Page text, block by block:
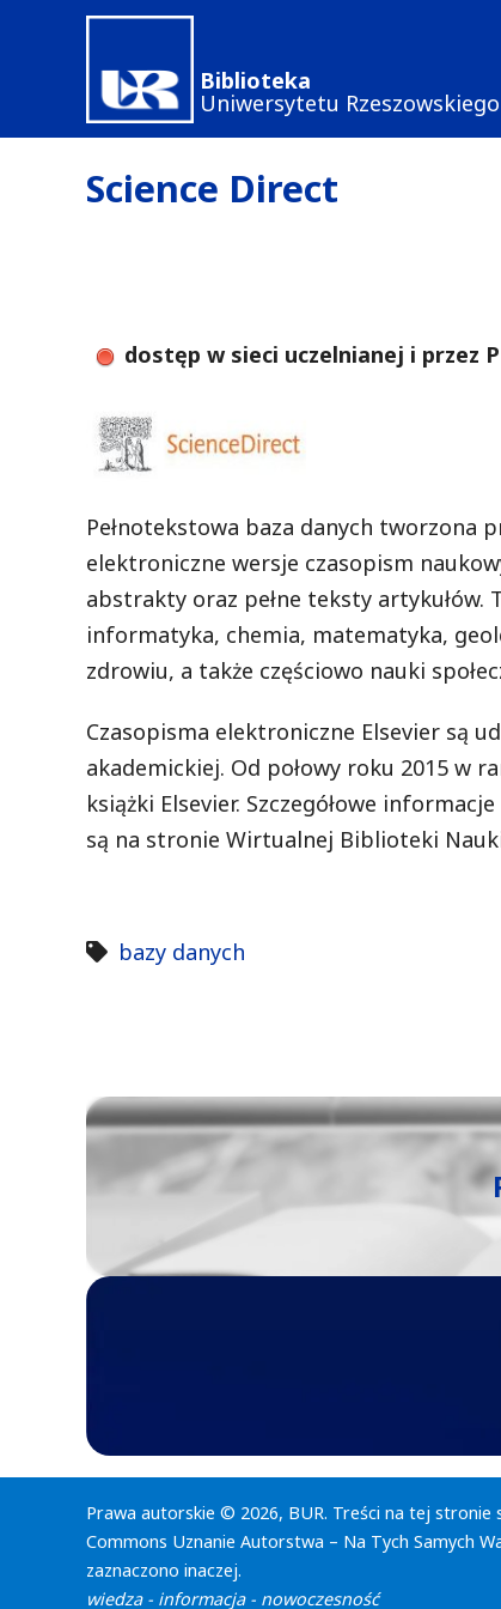
Biblioteka
Uniwersytetu Rzeszowskiego
Science Direct
dostęp w sieci uczelnianej i przez
Pełnotekstowa baza danych tworzona
elektroniczne wersje czasopism
abstrakty oraz pełne teksty artykułów.
informatyka, chemia, matematyka,
zdrowiu, a także częściowo nauki
Czasopisma elektroniczne Elsevier są
akademickiej. Od połowy roku 2015 w
książki Elsevier. Szczegółowe
są na stronie Wirtualnej Biblioteki
bazy danych
Prawa autorskie © 2026, BUR. Treści na tej stronie
Commons Uznanie Autorstwa – Na Tych Samych
zaznaczono inaczej.
wiedza - informacja - nowoczesność